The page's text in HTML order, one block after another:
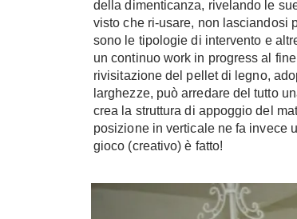
della dimenticanza, rivelando le
visto che ri-usare, non lasciandosi
sono le tipologie di intervento e
un continuo work in progress al
rivisitazione del pellet di legno,
larghezze, può arredare del tutto
crea la struttura di appoggio del
posizione in verticale ne fa invece
gioco (creativo) è fatto!